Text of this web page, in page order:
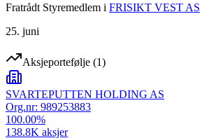
Fratrådt Styremedlem i FRISIKT VEST AS
25. juni
Aksjeportefølje (1)
SVARTEPUTTEN HOLDING AS
Org.nr: 989253883
100.00%
138.8K aksjer